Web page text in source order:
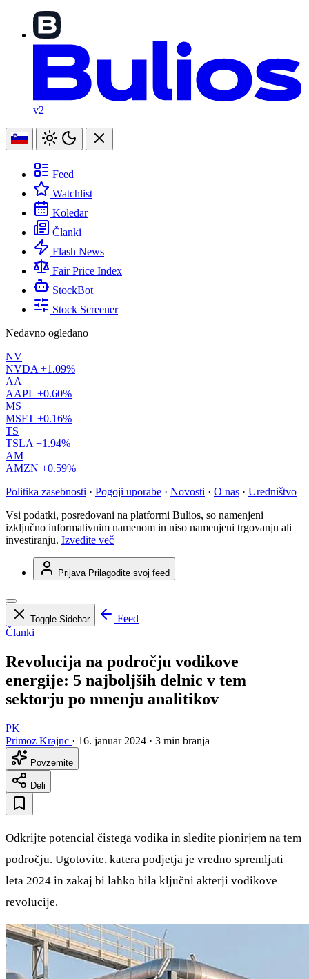
v2
Feed
Watchlist
Koledar
Članki
Flash News
Fair Price Index
StockBot
Stock Screener
Nedavno ogledano
NV
NVDA +1.09%
AA
AAPL +0.60%
MS
MSFT +0.16%
TS
TSLA +1.94%
AM
AMZN +0.59%
Politika zasebnosti · Pogoji uporabe · Novosti · O nas · Uredništvo
Vsi podatki, posredovani na platformi Bulios, so namenjeni
izključno informativnim namenom in niso namenjeni trgovanju ali
investiranju. Izvedite več
Prijava Prilagodite svoj feed
Toggle Sidebar
Feed
Članki
Revolucija na področju vodikove
energije: 5 najboljših delnic v tem
sektorju po mnenju analitikov
PK
Primoz Krajnc · 16. januar 2024 · 3 min branja
Povzemite
Deli
Odkrijte potencial čistega vodika in sledite pionirjem na tem
področju. Ugotovite, katera podjetja je vredno spremljati
leta 2024 in zakaj bi lahko bila ključni akterji vodikove
revolucije.